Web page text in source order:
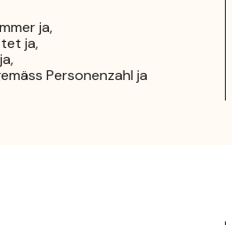
ja,
ja,
Personenzahl ja